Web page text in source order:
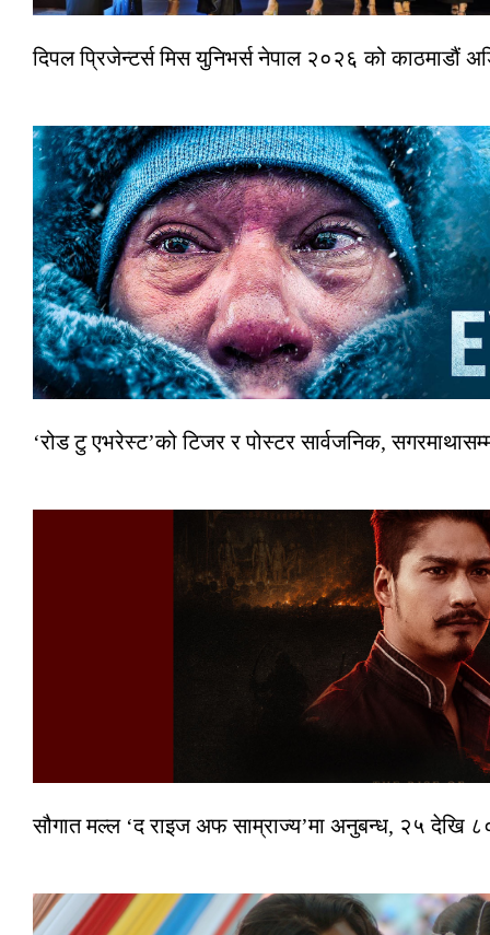
दिपल प्रिजेन्टर्स मिस युनिभर्स नेपाल २०२६ को काठमाडौं
‘रोड टु एभरेस्ट’को टिजर र पोस्टर सार्वजनिक,
सौगात मल्ल ‘द राइज अफ साम्राज्य’मा अनुबन्ध, २५ देखि